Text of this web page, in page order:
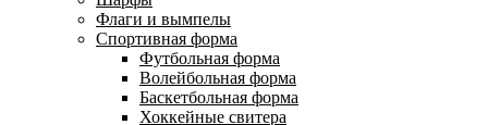
Флаги и вымпелы
Спортивная форма
Футбольная форма
Волейбольная форма
Баскетбольная форма
Хоккейные свитера